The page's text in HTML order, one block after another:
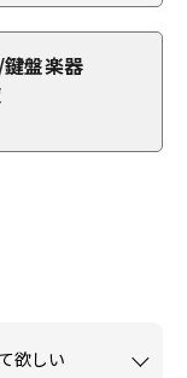
盤楽器
欲しい